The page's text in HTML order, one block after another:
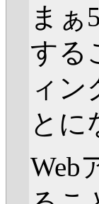
まぁ
する
ィン
とに
Web